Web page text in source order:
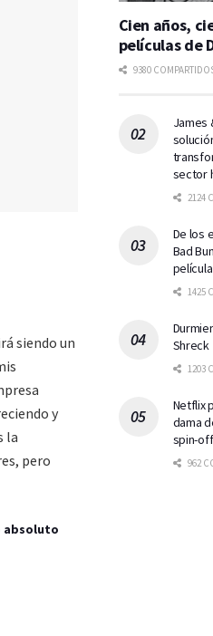
siendo un
y
la
pero
absoluto
Cien años,
películas de
9380
James
sector
2124
De los
Bad
1425
Shreck
1203
Netflix
dama
spin-off
962